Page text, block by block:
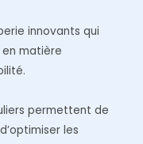
innovants qui
matière
permettent de
les